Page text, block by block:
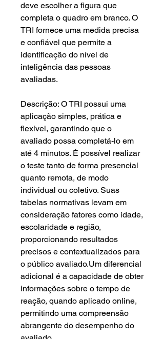
deve escolher a figura que
completa o quadro em branco. O
TRI fornece uma medida precisa
e confiável que permite a
identificação do nível de
inteligência das pessoas
avaliadas.
Descrição: O TRI possui uma
aplicação simples, prática e
flexível, garantindo que o
avaliado possa completá-lo em
até 4 minutos. É possível realizar
o teste tanto de forma presencial
quanto remota, de modo
individual ou coletivo. Suas
tabelas normativas levam em
consideração fatores como idade,
escolaridade e região,
proporcionando resultados
precisos e contextualizados para
o público avaliado.Um diferencial
adicional é a capacidade de obter
informações sobre o tempo de
reação, quando aplicado online,
permitindo uma compreensão
abrangente do desempenho do